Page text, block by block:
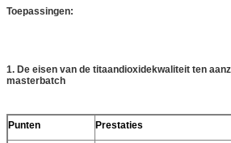
Toepassingen:
1. De eisen van de titaandioxidekwaliteit ten
masterbatch
Punten Prestaties